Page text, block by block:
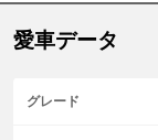
愛車データ
グレード